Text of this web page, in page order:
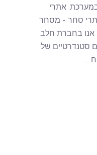
אתרי
סחר - מסחר
אנו בחברת חלב
סטנדרטיים של